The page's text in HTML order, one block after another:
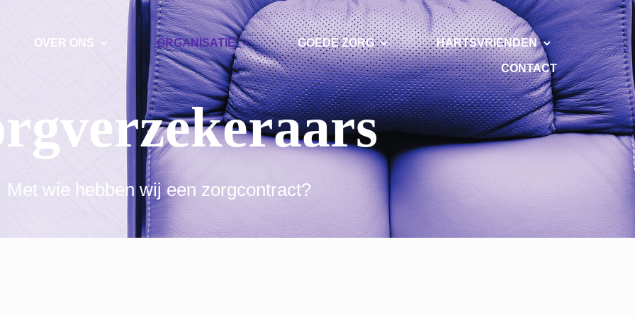
OVER ONS ORGANISATIE GOEDE ZORG HARTSVRIENDEN
CONTACT
Met wie hebben wij een zorgcontract?